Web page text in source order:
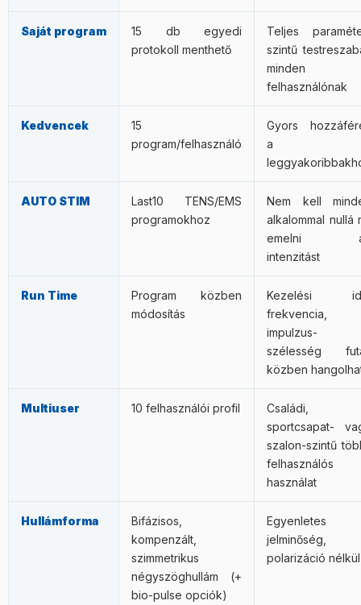
Saját program
15 db egyedi
protokoll menthető
Teljes
szintű
minden
felhasználónak
Kedvencek
15
program/felhasználó
Gyors
a
AUTO STIM
Last10 TENS/EMS
programokhoz
Nem kell
alkalommal nullá
emelni
intenzitást
Run Time
Program közben
módosítás
Kezelési
frekvencia,
impulzus-
szélesség
közben
Multiuser 10 felhasználói profil
Családi,
sportcsapat-
szalon-szintű
felhasználós
használat
Hullámforma
Bifázisos,
kompenzált,
szimmetrikus
négyszöghullám (+
bio-pulse opciók)
Egyenletes
jelminőség,
polarizáció nélkül